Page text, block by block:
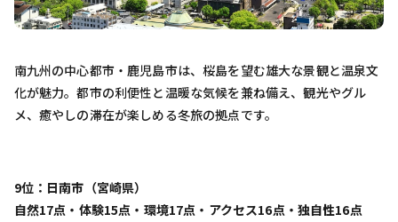
南九州の中心都市・鹿児島市は、桜島を望む雄大な景観と温泉文
化が魅力。都市の利便性と温暖な気候を兼ね備え、観光やグル
メ、癒やしの滞在が楽しめる冬旅の拠点です。
9位：日南市（宮崎県）
自然17点・体験15点・環境17点・アクセス16点・独自性16点